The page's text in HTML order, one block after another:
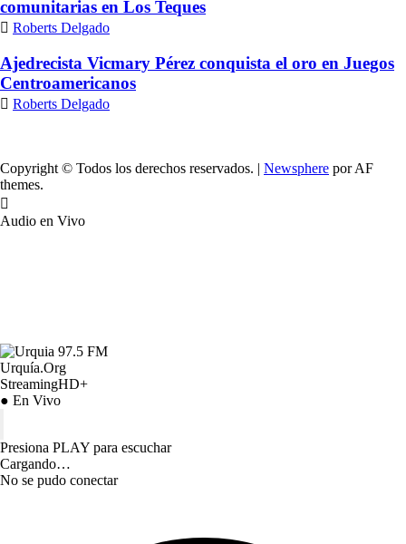
comunitarias en Los Teques
Roberts Delgado
Ajedrecista Vicmary Pérez conquista el oro en Juegos
Centroamericanos
Roberts Delgado
Copyright © Todos los derechos reservados. | Newsphere por AF
themes.
Audio en Vivo
Urquía.Org
StreamingHD+
● En Vivo
Presiona PLAY para escuchar
Cargando…
No se pudo conectar